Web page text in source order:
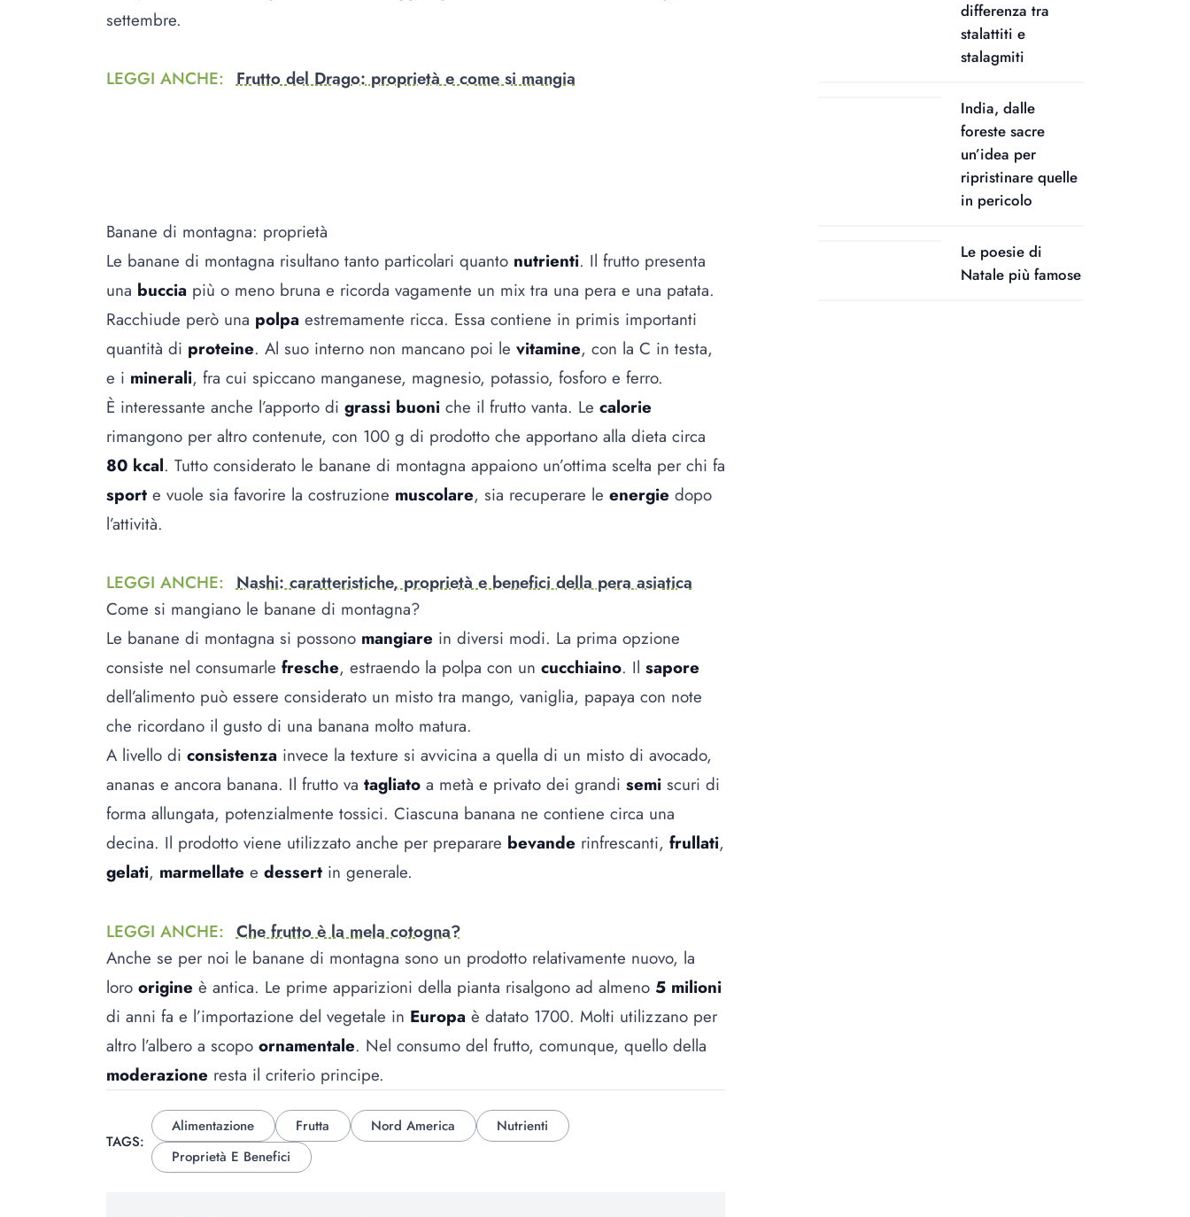
settembre.
LEGGI ANCHE: Frutto del Drago: proprietà e come si mangia
Banane di montagna: proprietà
Le banane di montagna risultano tanto particolari quanto nutrienti. Il frutto presenta
una buccia più o meno bruna e ricorda vagamente un mix tra una pera e una patata.
Racchiude però una polpa estremamente ricca. Essa contiene in primis importanti
quantità di proteine. Al suo interno non mancano poi le vitamine, con la C in testa,
e i minerali, fra cui spiccano manganese, magnesio, potassio, fosforo e ferro.
È interessante anche l’apporto di grassi buoni che il frutto vanta. Le calorie
rimangono per altro contenute, con 100 g di prodotto che apportano alla dieta circa
80 kcal. Tutto considerato le banane di montagna appaiono un’ottima scelta per chi fa
sport e vuole sia favorire la costruzione muscolare, sia recuperare le energie dopo
l’attività.
LEGGI ANCHE: Nashi: caratteristiche, proprietà e benefici della pera asiatica
Come si mangiano le banane di montagna?
Le banane di montagna si possono mangiare in diversi modi. La prima opzione
consiste nel consumarle fresche, estraendo la polpa con un cucchiaino. Il sapore
dell’alimento può essere considerato un misto tra mango, vaniglia, papaya con note
che ricordano il gusto di una banana molto matura.
A livello di consistenza invece la texture si avvicina a quella di un misto di avocado,
ananas e ancora banana. Il frutto va tagliato a metà e privato dei grandi semi scuri di
forma allungata, potenzialmente tossici. Ciascuna banana ne contiene circa una
decina. Il prodotto viene utilizzato anche per preparare bevande rinfrescanti, frullati,
gelati, marmellate e dessert in generale.
LEGGI ANCHE: Che frutto è la mela cotogna?
Anche se per noi le banane di montagna sono un prodotto relativamente nuovo, la
loro origine è antica. Le prime apparizioni della pianta risalgono ad almeno 5 milioni
di anni fa e l’importazione del vegetale in Europa è datato 1700. Molti utilizzano per
altro l’albero a scopo ornamentale. Nel consumo del frutto, comunque, quello della
moderazione resta il criterio principe.
TAGS:
Alimentazione Frutta Nord America
Nutrienti
Proprietà E Benefici
differenza tra
stalattiti e
stalagmiti
India, dalle
foreste sacre
un’idea per
ripristinare quelle
in pericolo
Le poesie di
Natale più famose